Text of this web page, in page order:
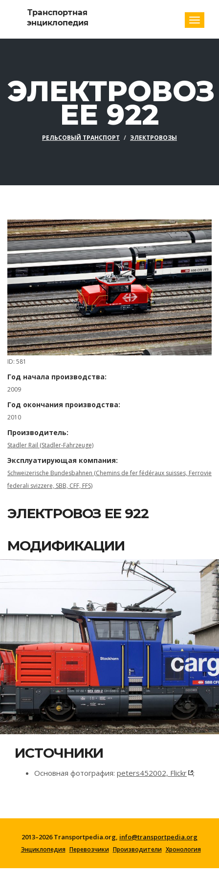
ЭЛЕКТРОВОЗ
EE 922
РЕЛЬСОВЫЙ ТРАНСПОРТ ЭЛЕКТРОВОЗЫ
ID: 581
Год начала производства:
2009
Год окончания производства:
2010
Производитель:
Stadler Rail (Stadler-Fahrzeuge)
Эксплуатирующая компания:
Schweizerische Bundesbahnen (Chemins de fer fédéraux suisses, Ferrovie
federali svizzere, SBB, CFF, FFS)
ЭЛЕКТРОВОЗ EE 922
МОДИФИКАЦИИ
ИСТОЧНИКИ
Основная фотография: peters452002, Flickr ;
2013–2026 Transportpedia.org, info@transportpedia.org
Энциклопедия Перевозчики Производители Хронология